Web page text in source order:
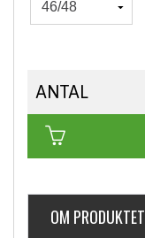
ANTAL
OM PRODUKTET